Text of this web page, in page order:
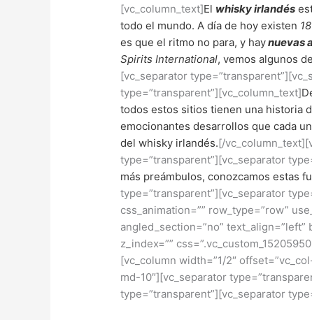
[vc_column_text]El whisky irlandés
todo el mundo. A día de hoy existen
es que el ritmo no para, y haynuevas
Spirits International, vemos algunos
[vc_separator
type=”transparent”][vc_column_text]
todos estos sitios tienen una historia
emocionantes desarrollos que cada
del whisky irlandés.[/
type=”transparent”][vc_separator
más preámbulos, conozcamos estas
type=”transparent”][vc_separator
css_animation=”” row_type=”row”
angled_section=”no”
z_index=””
[vc_column width=”1/2″
md-10″][vc_separator
type=”transparent”][vc_separator